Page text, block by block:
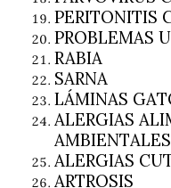
PERITONITIS
PROBLEMAS
RABIA
SARNA
LÁMINAS
ALERGIAS
AMBIENTALES
ALERGIAS
ARTROSIS